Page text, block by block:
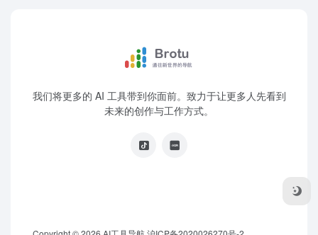
我们将更多的 AI 工具带到你面前。致力于让更多人先看到
未来的创作与工作方式。